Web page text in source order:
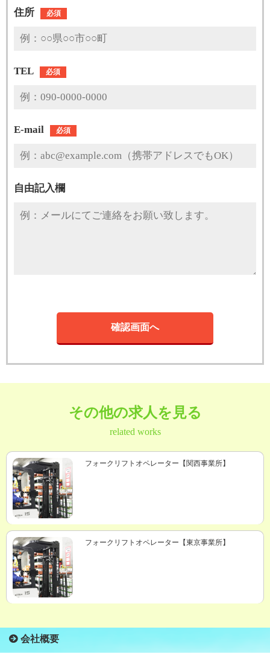
住所 必須
TEL 必須
E-mail 必須
自由記入欄
その他の求人を見る
related works
フォークリフトオペレーター【関西事業所】
フォークリフトオペレーター【東京事業所】
会社概要